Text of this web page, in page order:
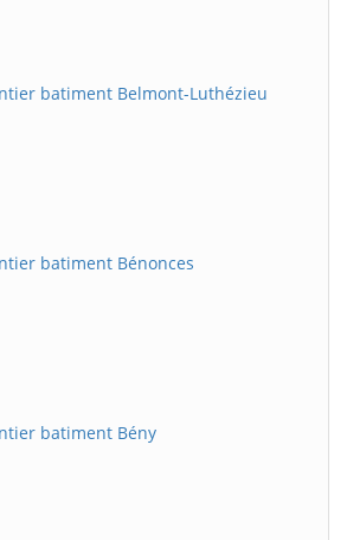
batiment Belmont-Luthézieu
batiment Bénonces
batiment Bény